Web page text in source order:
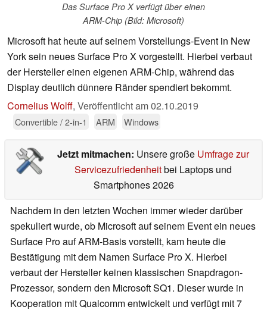
Das Surface Pro X verfügt über einen
ARM-Chip (Bild: Microsoft)
Microsoft hat heute auf seinem Vorstellungs-Event in New
York sein neues Surface Pro X vorgestellt. Hierbei verbaut
der Hersteller einen eigenen ARM-Chip, während das
Display deutlich dünnere Ränder spendiert bekommt.
Cornelius Wolff, Veröffentlicht am02.10.2019
Convertible / 2-in-1 ARM Windows
Jetzt mitmachen: Unsere große Umfrage zur
Servicezufriedenheitbei Laptops und
Smartphones 2026
Nachdem in den letzten Wochen immer wieder darüber
spekuliert wurde, ob Microsoft auf seinem Event ein neues
Surface Pro auf ARM-Basis vorstellt, kam heute die
Bestätigung mit dem Namen Surface Pro X. Hierbei
verbaut der Hersteller keinen klassischen Snapdragon-
Prozessor, sondern den Microsoft SQ1. Dieser wurde in
Kooperation mit Qualcomm entwickelt und verfügt mit 7